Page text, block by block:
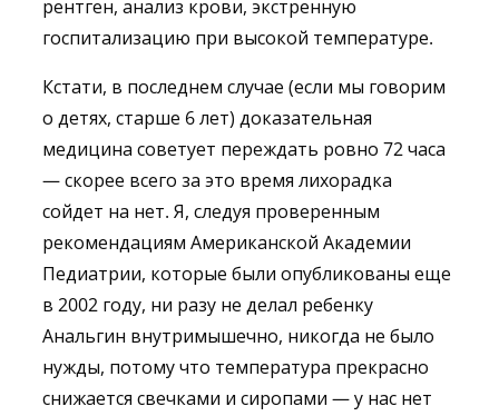
рентген, анализ крови, экстренную
госпитализацию при высокой температуре.
Кстати, в последнем случае (если мы говорим
о детях, старше 6 лет) доказательная
медицина советует переждать ровно 72 часа
— скорее всего за это время лихорадка
сойдет на нет. Я, следуя проверенным
рекомендациям Американской Академии
Педиатрии, которые были опубликованы еще
в 2002 году, ни разу не делал ребенку
Анальгин внутримышечно, никогда не было
нужды, потому что температура прекрасно
снижается свечками и сиропами — у нас нет